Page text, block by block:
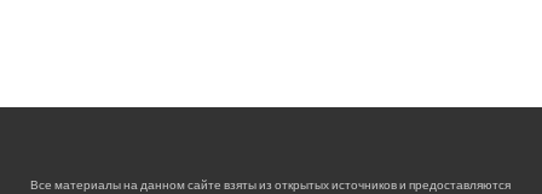
Все материалы на данном сайте взяты из открытых источников и предоставляются